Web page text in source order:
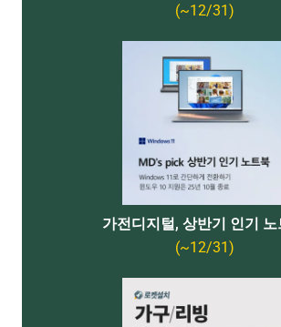
(~12/31)
가전디지털, 상반기 인기 노
(~12/31)